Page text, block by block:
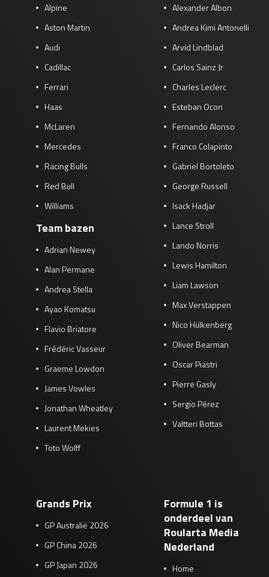
Alpine
Aston Martin
Audi
Cadillac
Ferrari
Haas
McLaren
Mercedes
Racing Bulls
Red Bull
Williams
Team bazen
Adrian Newey
Alan Permane
Andrea Stella
Ayao Komatsu
Flavio Briatore
Frédéric Vasseur
Graeme Lowdon
James Vowles
Jonathan Wheatley
Laurent Mekies
Toto Wolff
Alexander Albon
Andrea Kimi Antonelli
Arvid Lindblad
Carlos Sainz Jr
Charles Leclerc
Esteban Ocon
Fernando Alonso
Franco Colapinto
Gabriel Bortoleto
George Russell
Isack Hadjar
Lance Stroll
Lando Norris
Lewis Hamilton
Liam Lawson
Max Verstappen
Nico Hülkenberg
Oliver Bearman
Oscar Piastri
Pierre Gasly
Sergio Pérez
Valtteri Bottas
Grands Prix
GP Australië 2026
GP China 2026
GP Japan 2026
Formule 1 is
onderdeel van
Roularta Media
Nederland
Home